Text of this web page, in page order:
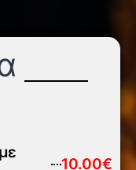
10.00€